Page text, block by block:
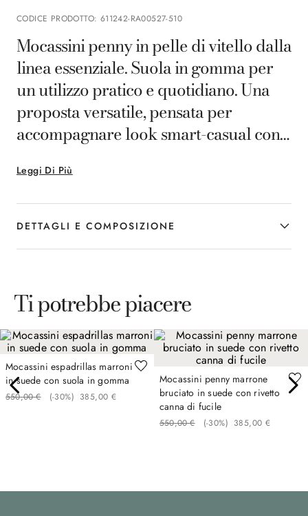
CODICE PRODOTTO: 611242-RA00527-510
Leggi Di Più
Mocassini penny in pelle di vitello dalla
linea essenziale. Suola in gomma per
un utilizzo pratico e quotidiano. Una
proposta versatile, pensata per
accompagnare look smart-casual con
DETTAGLI E COMPOSIZIONE
Ti potrebbe piacere
Mocassini espadrillas marroni
in suede con suola in gomma
550,00 € (-30%) 385,00 €
Mocassini penny marrone
bruciato in suede con rivetto
canna di fucile
550,00 € (-30%) 385,00 €